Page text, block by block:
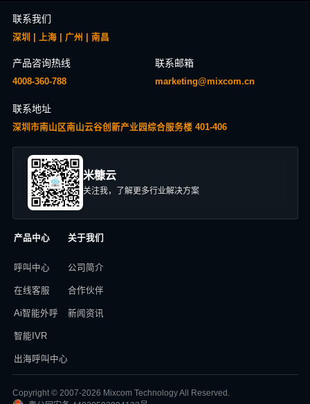
联系我们
深圳 | 上海 | 广州 | 南昌
产品咨询热线
4008-360-788
联系邮箱
marketing@mixcom.cn
联系地址
深圳市南山区南山云谷创新产业园综合服务楼 401-406
米糠云
关注我，了解更多行业解决方案
产品中心
呼叫中心
在线客服
Ai智能外呼
智能IVR
出海呼叫中心
关于我们
公司简介
合作伙伴
新闻资讯
Copyright © 2007-2026 Mixcom Technology All Reserved.